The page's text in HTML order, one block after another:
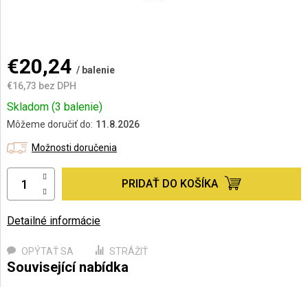
€20,24 / balenie
€16,73 bez DPH
Jednotková
cena:
Skladom (3 balenie)
Môžeme doručiť do: 11.8.2026
Možnosti doručenia
PRIDAŤ DO KOŠÍKA
Detailné informácie
OPÝTAŤ SA STRÁŽIŤ